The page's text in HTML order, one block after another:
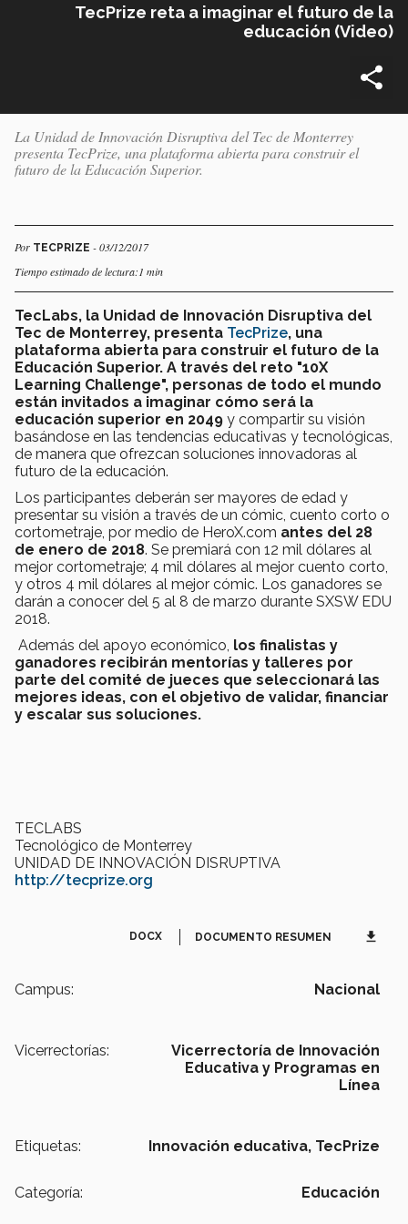
TecPrize reta a imaginar el futuro de la
educación (Video)
La Unidad de Innovación Disruptiva del Tec de Monterrey
presenta TecPrize, una plataforma abierta para construir el
futuro de la Educación Superior.
Por TECPRIZE - 03/12/2017
Tiempo estimado de lectura:1 min
TecLabs, la Unidad de Innovación Disruptiva del
Tec de Monterrey, presenta TecPrize, una
plataforma abierta para construir el futuro de la
Educación Superior. A través del reto "10X
Learning Challenge", personas de todo el mundo
están invitados a imaginar cómo será la
educación superior en 2049 y compartir su visión
basándose en las tendencias educativas y tecnológicas,
de manera que ofrezcan soluciones innovadoras al
futuro de la educación.
Los participantes deberán ser mayores de edad y
presentar su visión a través de un cómic, cuento corto o
cortometraje, por medio de HeroX.com antes del 28
de enero de 2018. Se premiará con 12 mil dólares al
mejor cortometraje; 4 mil dólares al mejor cuento corto,
y otros 4 mil dólares al mejor cómic. Los ganadores se
darán a conocer del 5 al 8 de marzo durante SXSW EDU
2018.
Además del apoyo económico, los finalistas y
ganadores recibirán mentorías y talleres por
parte del comité de jueces que seleccionará las
mejores ideas, con el objetivo de validar, financiar
y escalar sus soluciones.
TECLABS
Tecnológico de Monterrey
UNIDAD DE INNOVACIÓN DISRUPTIVA
http://tecprize.org
DOCX DOCUMENTO RESUMEN get_app
Campus: Nacional
Vicerrectorías:
Vicerrectoría de Innovación
Educativa y Programas en
Línea
Etiquetas: Innovación educativa, TecPrize
Categoría: Educación